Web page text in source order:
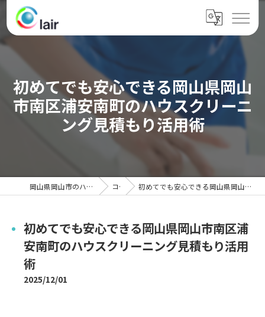
初めてでも安心できる岡山県岡山
市南区浦安南町のハウスクリーニ
ング見積もり活用術
岡山県岡山市のハウスクリーニングならクレール コラム 初めてでも安心できる岡山県岡山市南区浦安南町のハウスクリーニング見積もり活用術
初めてでも安心できる岡山県岡山市南区浦
安南町のハウスクリーニング見積もり活用
術
2025/12/01